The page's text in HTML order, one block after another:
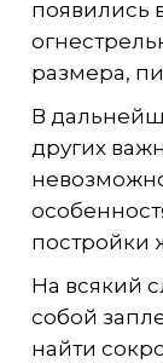
появились
размера,
В
других
постройки
На всякий
собой
найти